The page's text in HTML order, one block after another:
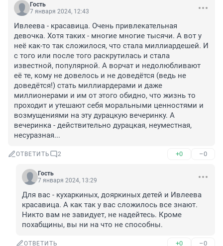
Гость
7 января 2024, 12:43
Ивлеева - красавица. Очень привлекательная
девочка. Хотя таких - многие многие тысячи. А вот у
неё как-то так сложилося, что стала миллиардешей. И
с того или после того раскрутилась и стала
известной, популярной. А ворчат и недолюбливают
её те, кому не довелось и не доведётся (ведь не
доведётся!) стать миллиардерами и даже
миллионерами и им от этого обидно, что жизнь то
проходит и утешают себя моральными ценностями и
возмущениями на эту дурацкую вечеринку. А
вечеринка - действительно дурацкая, неуместная,
несуразная...
ОТВЕТИТЬ 2 +0 –0
Гость
7 января 2024, 13:29
Для вас - кухаркиных, дояркиных детей и Ивлеева
красавица. А как так у вас сложилось все знают.
Никто вам не завидует, не надейтесь. Кроме
похабщины, вы ни на что не способны.
ОТВЕТИТЬ +0 –0